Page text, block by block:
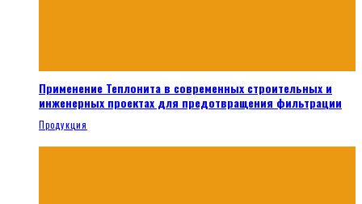
Применение Теплонита в современных строительных и
инженерных проектах для предотвращения фильтрации
Продукция